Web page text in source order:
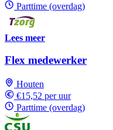
Parttime (overdag)
Lees meer
Flex medewerker
Houten
€15,52 per uur
Parttime (overdag)